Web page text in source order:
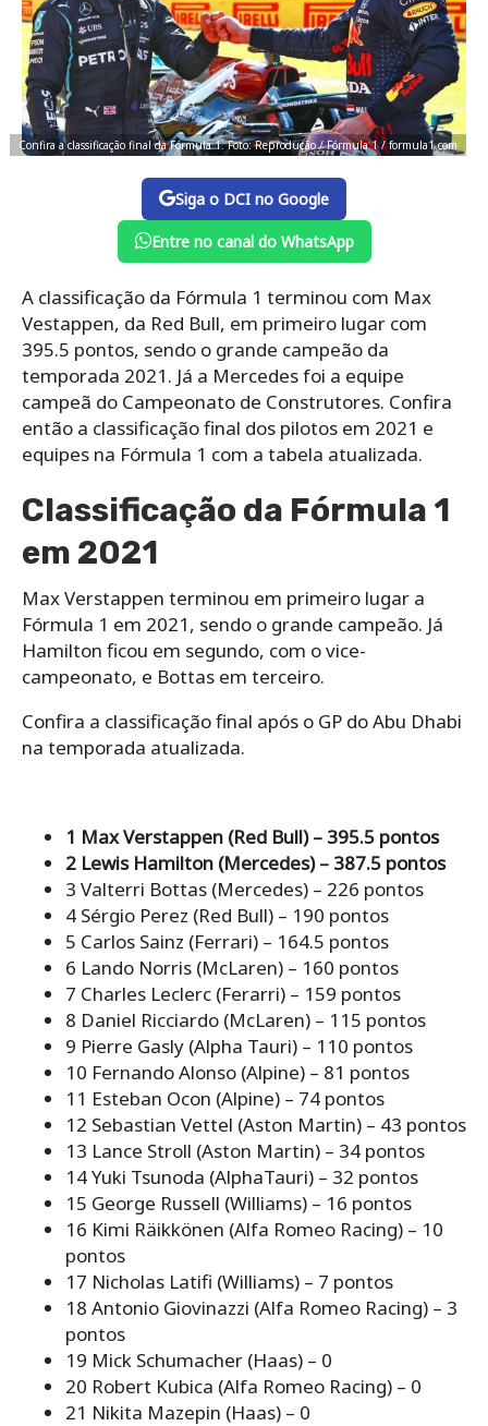
Confira a classificação final da Fórmula 1. Foto: Reprodução / Fórmula 1 / formula1.com
Siga o DCI no Google
Entre no canal do WhatsApp
A classificação da Fórmula 1 terminou com Max
Vestappen, da Red Bull, em primeiro lugar com
395.5 pontos, sendo o grande campeão da
temporada 2021. Já a Mercedes foi a equipe
campeã do Campeonato de Construtores. Confira
então a classificação final dos pilotos em 2021 e
equipes na Fórmula 1 com a tabela atualizada.
Classificação da Fórmula 1
em 2021
Max Verstappen terminou em primeiro lugar a
Fórmula 1 em 2021, sendo o grande campeão. Já
Hamilton ficou em segundo, com o vice-
campeonato, e Bottas em terceiro.
Confira a classificação final após o GP do Abu Dhabi
na temporada atualizada.
1 Max Verstappen (Red Bull) – 395.5 pontos
2 Lewis Hamilton (Mercedes) – 387.5 pontos
3 Valterri Bottas (Mercedes) – 226 pontos
4 Sérgio Perez (Red Bull) – 190 pontos
5 Carlos Sainz (Ferrari) – 164.5 pontos
6 Lando Norris (McLaren) – 160 pontos
7 Charles Leclerc (Ferarri) – 159 pontos
8 Daniel Ricciardo (McLaren) – 115 pontos
9 Pierre Gasly (Alpha Tauri) – 110 pontos
10 Fernando Alonso (Alpine) – 81 pontos
11 Esteban Ocon (Alpine) – 74 pontos
12 Sebastian Vettel (Aston Martin) – 43 pontos
13 Lance Stroll (Aston Martin) – 34 pontos
14 Yuki Tsunoda (AlphaTauri) – 32 pontos
15 George Russell (Williams) – 16 pontos
16 Kimi Räikkönen (Alfa Romeo Racing) – 10
pontos
17 Nicholas Latifi (Williams) – 7 pontos
18 Antonio Giovinazzi (Alfa Romeo Racing) – 3
pontos
19 Mick Schumacher (Haas) – 0
20 Robert Kubica (Alfa Romeo Racing) – 0
21 Nikita Mazepin (Haas) – 0